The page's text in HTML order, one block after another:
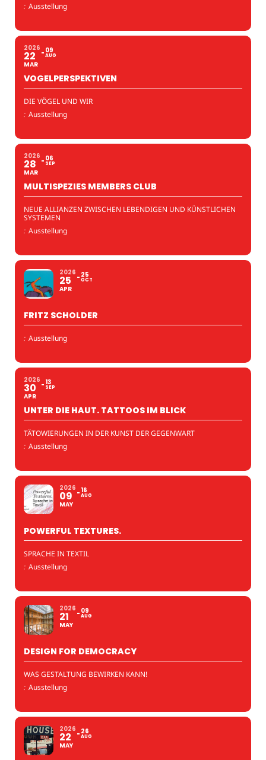
: Ausstellung
2026
22
MAR
09
AUG
VOGELPERSPEKTIVEN
DIE VÖGEL UND WIR
: Ausstellung
2026
28
MAR
06
SEP
MULTISPEZIES MEMBERS CLUB
NEUE ALLIANZEN ZWISCHEN LEBENDIGEN UND KÜNSTLICHEN
SYSTEMEN
: Ausstellung
2026
25
APR
25
OCT
FRITZ SCHOLDER
: Ausstellung
2026
30
APR
13
SEP
UNTER DIE HAUT. TATTOOS IM BLICK
TÄTOWIERUNGEN IN DER KUNST DER GEGENWART
: Ausstellung
2026
09
MAY
16
AUG
POWERFUL TEXTURES.
SPRACHE IN TEXTIL
: Ausstellung
2026
21
MAY
09
AUG
DESIGN FOR DEMOCRACY
WAS GESTALTUNG BEWIRKEN KANN!
: Ausstellung
2026
22
MAY
26
AUG